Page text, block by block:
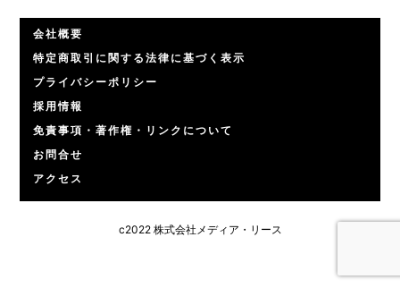
会社概要
特定商取引に関する法律に基づく表示
プライバシーポリシー
採用情報
免責事項・著作権・リンクについて
お問合せ
アクセス
c2022 株式会社メディア・リース